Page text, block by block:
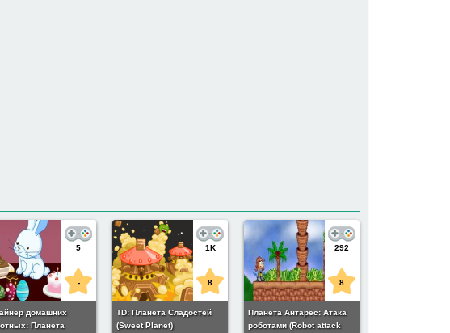
5
-
домашних
Планета
1K
8
TD: Планета Сладостей
(Sweet Planet)
292
8
Планета Антарес: Атака
роботами (Robot attack